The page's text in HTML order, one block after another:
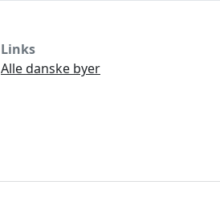
Links
Alle danske byer